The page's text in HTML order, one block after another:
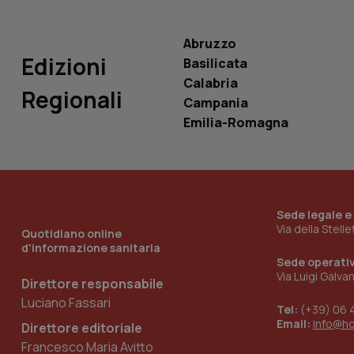
Edizioni
Regionali
Abruzzo
Basilicata
Calabria
Campania
Emilia-Romagna
Quotidiano online
d'informazione sanitaria
Direttore responsabile
Luciano Fassari
Direttore editoriale
Francesco Maria Avitto
Sede legale
Via della
Sede
Via Luigi
Tel: (+39) 06
Email:
tracking-sites-